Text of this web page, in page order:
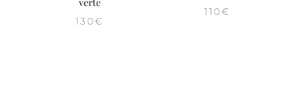
verte
130€
110€